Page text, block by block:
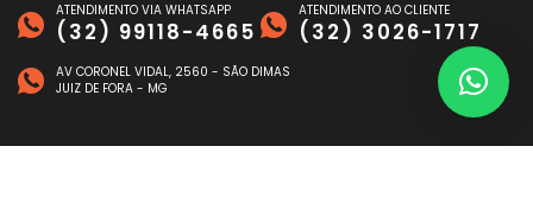
ATENDIMENTO VIA WHATSAPP
(32) 99118-4665
ATENDIMENTO AO CLIENTE
(32) 3026-1717
AV CORONEL VIDAL, 2560 - SÃO DIMAS
JUIZ DE FORA - MG